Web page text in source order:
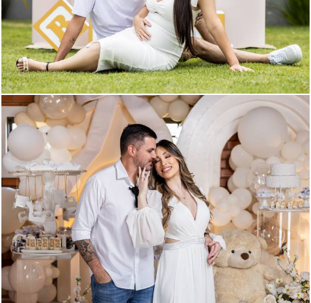
895 398
549 1029